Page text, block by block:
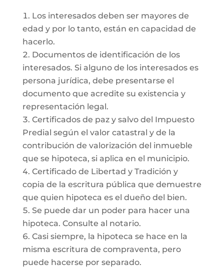
Los interesados deben ser mayores de
edad y por lo tanto, están en capacidad de
hacerlo.
Documentos de identificación de los
interesados. Si alguno de los interesados es
persona jurídica, debe presentarse el
documento que acredite su existencia y
representación legal.
Certificados de paz y salvo del Impuesto
Predial según el valor catastral y de la
contribución de valorización del inmueble
que se hipoteca, si aplica en el municipio.
Certificado de Libertad y Tradición y
copia de la escritura pública que demuestre
que quien hipoteca es el dueño del bien.
Se puede dar un poder para hacer una
hipoteca. Consulte al notario.
Casi siempre, la hipoteca se hace en la
misma escritura de compraventa, pero
puede hacerse por separado.